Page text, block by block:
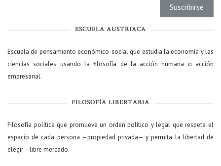
ESCUELA AUSTRIACA
Escuela de pensamiento económico-social que estudia la economía y las
ciencias sociales usando la filosofía de la acción humana o acción
empresarial.
FILOSOFÍA LIBERTARIA
Filosofía política que promueve un orden político y legal que respete el
espacio de cada persona —propiedad privada— y permita la libertad de
elegir —libre mercado.